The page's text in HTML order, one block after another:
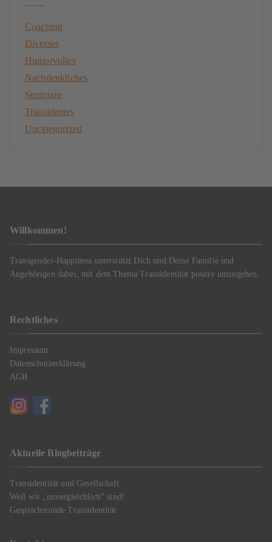
Coaching
Diverses
Humorvolles
Nachdenkliches
Seminare
Transidentes
Uncategorized
Willkommen!
Transgender-Happiness unterstützt Dich und Deine Familie und
Angehörigen dabei, mit dem Thema Transidentität positiv umzugehen.
Rechtliches
Impressum
Datenschutzerklärung
AGB
Aktuelle Blogbeiträge
Transidentität und Gesellschaft
Weil wir „unvergleichlich“ sind!
Gesprächsrunde Transidentität